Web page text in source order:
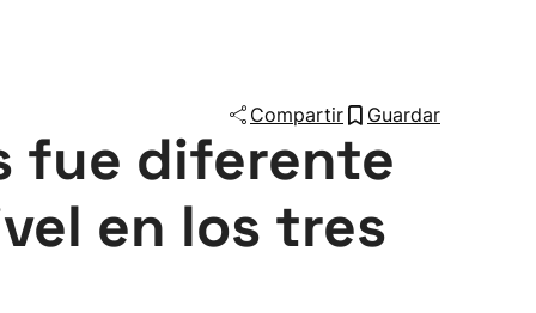
Compartir Guardar
fue diferente
en los tres